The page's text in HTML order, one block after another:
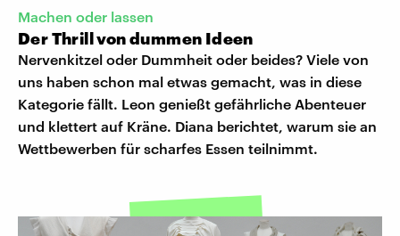
Machen oder lassen
Der Thrill von dummen Ideen
Nervenkitzel oder Dummheit oder beides? Viele von
uns haben schon mal etwas gemacht, was in diese
Kategorie fällt. Leon genießt gefährliche Abenteuer
und klettert auf Kräne. Diana berichtet, warum sie an
Wettbewerben für scharfes Essen teilnimmt.